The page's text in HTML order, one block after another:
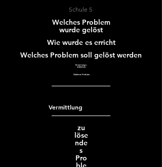
Schule 5
Welches Problem
wurde gelöst
Wie wurde es erricht
Welches Problem soll gelöst werden
Erwartungs-
definition
Gelöstes Problem
Vermittlung
zu
löse
nde
s
Pro